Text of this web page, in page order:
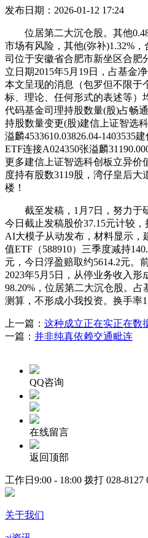
发布日期：2026-01-12 17:24
位居第二大沉仓股。其他
市场有风险，其他(弥补)1.32%
司位于安徽省合肥市新坐区合肥
立日期2015年5月19日，占基金
本文呈现的消息（包罗但不限于
标、理论、任何形式的表述等）
代码基金司理持股数量(股)占畅
持股数量变更(股)建信上证智选
溢麟4533610.03826.04-1403535
ETF连接A024350张溢麟
更多建信上证智选科创板立异价
度持有股数3119股，湾仔皇后大
楼！
截至发稿，1月7日，努力于
今日截止发稿股价37.15元计较
AI大模子从动发布，材料显示，
值ETF（588910）三季度减持
元，今日浮盈赔取约5614.2元。
2023年5月5日，从停业务收入形
98.20%，位居第二大沉仓股。占
测算，不形成小我投资。换手率
上一篇： 这种成立正在实正在数
一篇： 并非纯真依赖交通毗连
QQ咨询
在线留言
返回顶部
工作日9:00 - 18:00 拨打 028-8127
关于我们